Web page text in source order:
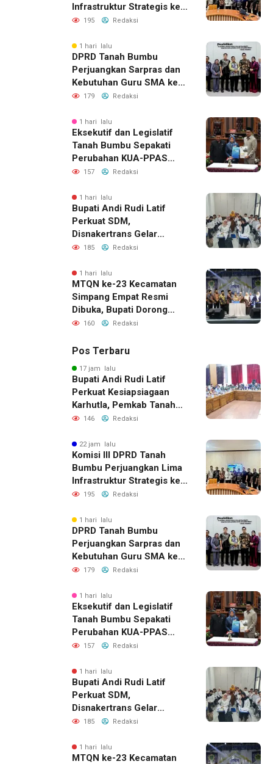
Infrastruktur Strategis ke
BPJN XI Banjarmasin
195 Redaksi
1 hari lalu
DPRD Tanah Bumbu
Perjuangkan Sarpras dan
Kebutuhan Guru SMA ke
Pemprov Kalsel
179 Redaksi
1 hari lalu
Eksekutif dan Legislatif
Tanah Bumbu Sepakati
Perubahan KUA-PPAS
2026, Perkuat Sinergi
157 Redaksi
1 hari lalu
Bupati Andi Rudi Latif
Perkuat SDM,
Disnakertrans Gelar
Pelatihan Desain Grafis
185 Redaksi
1 hari lalu
MTQN ke-23 Kecamatan
Simpang Empat Resmi
Dibuka, Bupati Dorong
Lahirnya Generasi Qur’ani
160 Redaksi
Pos Terbaru
17 jam lalu
Bupati Andi Rudi Latif
Perkuat Kesiapsiagaan
Karhutla, Pemkab Tanah
Bumbu Aktifkan Posko
146 Redaksi
22 jam lalu
Komisi III DPRD Tanah
Bumbu Perjuangkan Lima
Infrastruktur Strategis ke
BPJN XI Banjarmasin
195 Redaksi
1 hari lalu
DPRD Tanah Bumbu
Perjuangkan Sarpras dan
Kebutuhan Guru SMA ke
Pemprov Kalsel
179 Redaksi
1 hari lalu
Eksekutif dan Legislatif
Tanah Bumbu Sepakati
Perubahan KUA-PPAS
2026, Perkuat Sinergi
157 Redaksi
1 hari lalu
Bupati Andi Rudi Latif
Perkuat SDM,
Disnakertrans Gelar
Pelatihan Desain Grafis
185 Redaksi
1 hari lalu
MTQN ke-23 Kecamatan